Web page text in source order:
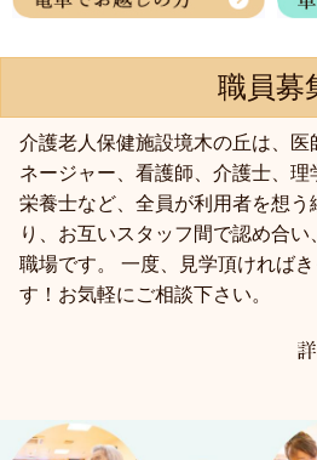
職員募
介護老人保健施設境木の丘は、
ネージャー、看護師、介護士、
栄養士など、全員が利用者を想う
り、お互いスタッフ間で認め合
職場です。 一度、見学頂ければ
す！お気軽にご相談下さい。